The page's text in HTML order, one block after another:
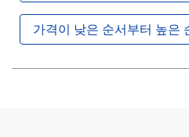
가격이 낮은 순서부터 높은